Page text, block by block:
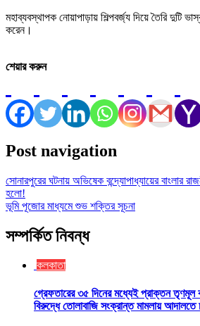
মহাব্যবস্থাপক নোয়াপাড়ায় শিল্পবর্জ্য দিয়ে তৈরি দুটি
করেন।
শেয়ার করুন
Post navigation
সোনারপুরের ঘটনায় অভিষেক বন্দ্যোপাধ্যায়ের বাংলার
হলো!
ভূমি পূজোর মাধ্যমে শুভ শক্তির সূচনা
সম্পর্কিত নিবন্ধ
কলকাতা
গ্রেফতারের ৩৫ দিনের মধ্যেই প্রাক্তন তৃণমূল
বিরুদ্ধে তোলাবাজি সংক্রান্ত মামলায় আদালতে